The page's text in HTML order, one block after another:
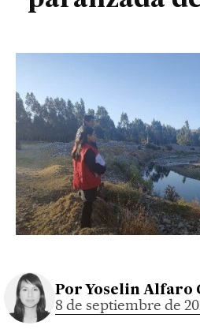
Por Yoselin Alfaro
8 de septiembre de